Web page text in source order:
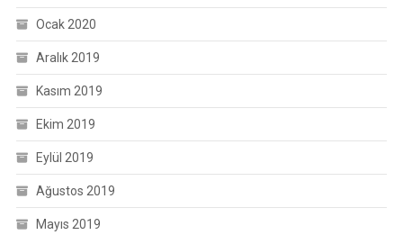
Ocak 2020
Aralık 2019
Kasım 2019
Ekim 2019
Eylül 2019
Ağustos 2019
Mayıs 2019